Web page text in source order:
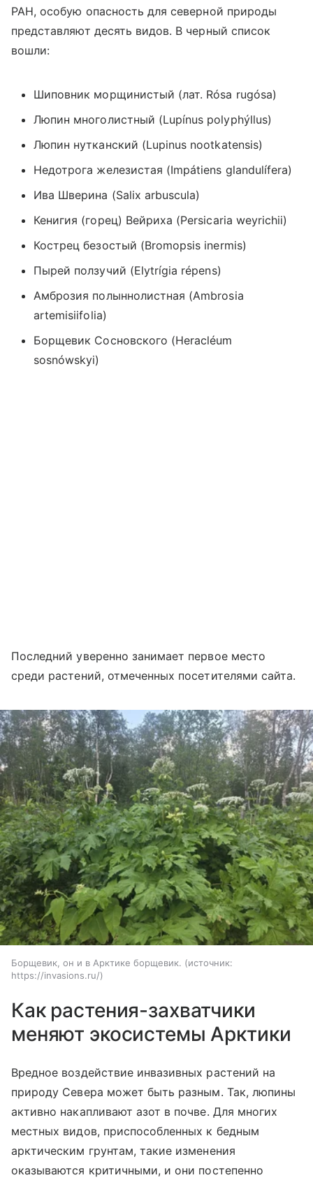
РАН, особую опасность для северной природы
представляют десять видов. В черный список
вошли:
Шиповник морщинистый (лат. Rósa rugósa)
Люпин многолистный (Lupínus polyphýllus)
Люпин нутканский (Lupinus nootkatensis)
Недотрога железистая (Impátiens glandulífera)
Ива Шверина (Salix arbuscula)
Кенигия (горец) Вейриха (Persicaria weyrichii)
Кострец безостый (Bromopsis inermis)
Пырей ползучий (Elytrígia répens)
Амброзия полыннолистная (Ambrosia
artemisiifolia)
Борщевик Сосновского (Heracléum
sosnówskyi)
Последний уверенно занимает первое место
среди растений, отмеченных посетителями сайта.
Борщевик, он и в Арктике борщевик.
источник:
https://invasions.ru/
Как растения-захватчики
меняют экосистемы Арктики
Вредное воздействие инвазивных растений на
природу Севера может быть разным. Так, люпины
активно накапливают азот в почве. Для многих
местных видов, приспособленных к бедным
арктическим грунтам, такие изменения
оказываются критичными, и они постепенно